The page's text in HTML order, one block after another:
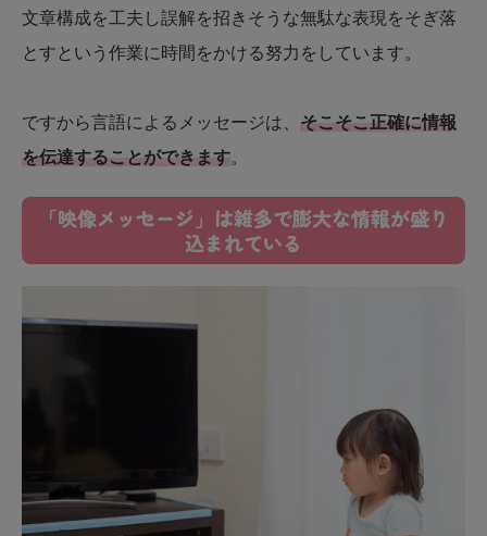
文章構成を工夫し誤解を招きそうな無駄な表現をそぎ落
とすという作業に時間をかける努力をしています。
ですから言語によるメッセージは、 そこそこ正確に情報
を伝達することができます。
「映像メッセージ」は雑多で膨大な情報が盛り
込まれている